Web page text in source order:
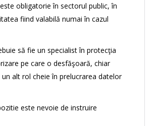
obligatorie în sectorul public, în
fiind valabilă numai în cazul
să fie un specialist în protecţia
pe care o desfăşoară, chiar
alt rol cheie în prelucrarea datelor
este nevoie de instruire